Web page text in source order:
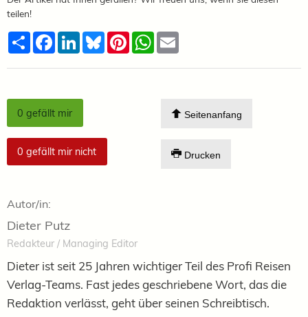
teilen!
TeilenFacebook
LinkedInBlueskyPinterestWhatsApp
0 gefällt mir
0 gefällt mir nicht
Seitenanfang
Drucken
Autor/in:
Dieter Putz
Redakteur / Managing Editor
Dieter ist seit 25 Jahren wichtiger Teil des Profi Reisen
Verlag-Teams. Fast jedes geschriebene Wort, das die
Redaktion verlässt, geht über seinen Schreibtisch.